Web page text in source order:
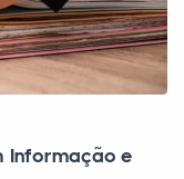
Informação e